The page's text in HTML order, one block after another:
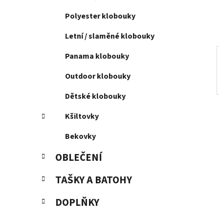
Polyester klobouky
Letní / slaměné klobouky
Panama klobouky
Outdoor klobouky
Dětské klobouky
Kšiltovky
Bekovky
OBLEČENÍ
TAŠKY A BATOHY
DOPLŇKY